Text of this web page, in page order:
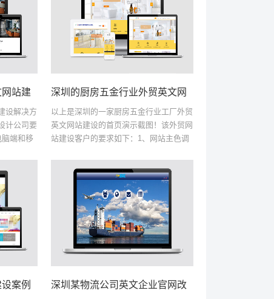
设解决方
计公司要
端和移
以上是深圳的一家厨房五金行业工厂外贸
英文网站建设的首页演示截图！该外贸网
站建设客户的要求如下：1、网站主色调
banner图片，...
案例